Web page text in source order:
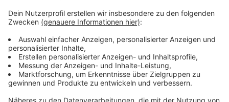
Anzeige
Weitere Infos und Links zum Thema:
Anzeige